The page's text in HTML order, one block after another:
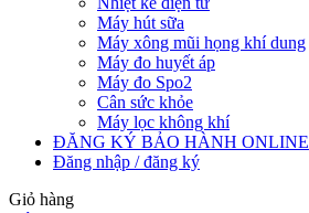
Máy hút sữa
Máy xông mũi họng khí dung
Máy đo huyết áp
Máy đo Spo2
Cân sức khỏe
Máy lọc không khí
ĐĂNG KÝ BẢO HÀNH ONLINE
Đăng nhập / đăng ký
Giỏ hàng